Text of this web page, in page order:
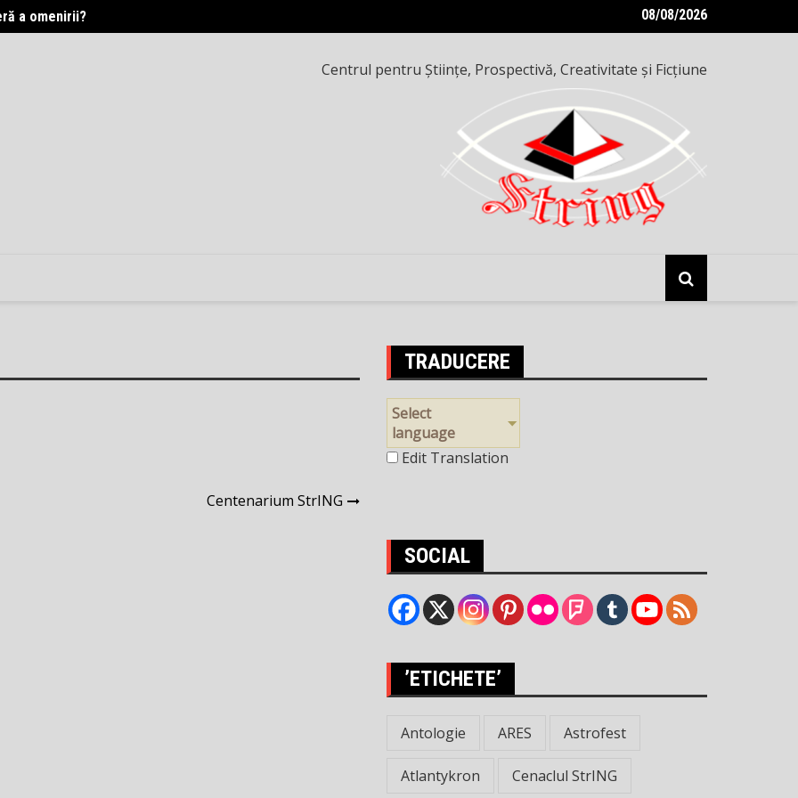
a omenirii? Printre inteligențe — o seară altfel, pe 8 mai 202608/08/2026
Centrul pentru Ştiinţe, Prospectivă, Creativitate şi Ficţiune
Centenarium StrING
TRADUCERE
Select
language
Edit Translation
SOCIAL
’ETICHETE’
Antologie ARES Astrofest
Atlantykron Cenaclul StrING